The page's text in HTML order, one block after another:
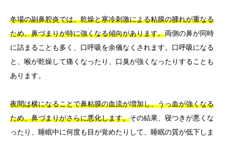
冬場の副鼻腔炎では、乾燥と寒冷刺激による粘膜の腫れが重なる
ため、鼻づまりが特に強くなる傾向があります。両側の鼻が同時
に詰まることも多く、口呼吸を余儀なくされます。口呼吸になる
と、喉が乾燥して痛くなったり、口臭が強くなったりすることも
あります。
夜間は横になることで鼻粘膜の血流が増加し、うっ血が強くなる
ため、鼻づまりがさらに悪化します。その結果、寝つきが悪くな
ったり、睡眠中に何度も目が覚めたりして、睡眠の質が低下しま